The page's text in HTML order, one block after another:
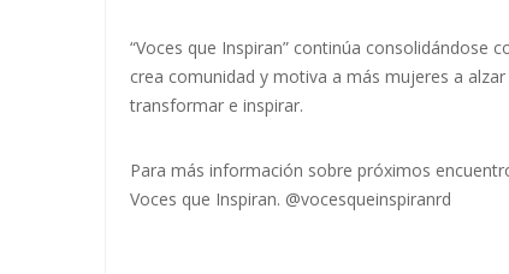
“Voces que Inspiran” continúa consolidándose
crea comunidad y motiva a más mujeres a
transformar e inspirar.
Para más información sobre próximos
Voces que Inspiran. @vocesqueinspiranrd